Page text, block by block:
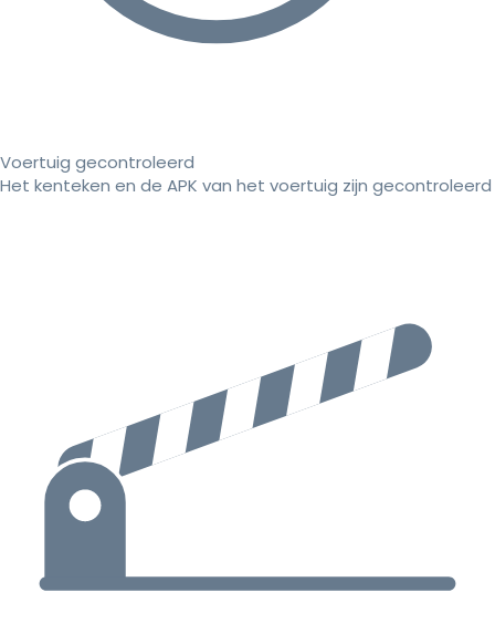
Voertuig gecontroleerd
Het kenteken en de APK van het voertuig zijn gecontroleerd